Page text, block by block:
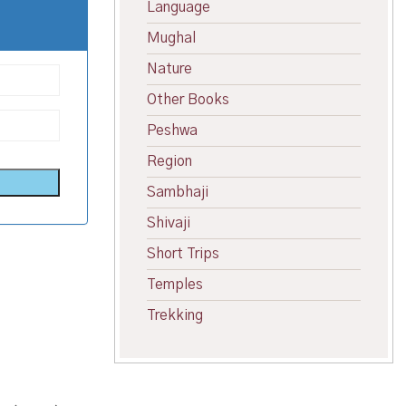
Language
Mughal
Nature
Other Books
Peshwa
Region
Sambhaji
Shivaji
Short Trips
Temples
Trekking